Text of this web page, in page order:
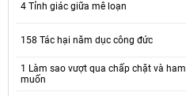
4 Tỉnh giác giữa mê loạn
158 Tác hại năm dục công đức
1 Làm sao vượt qua chấp chặt và ham
muốn